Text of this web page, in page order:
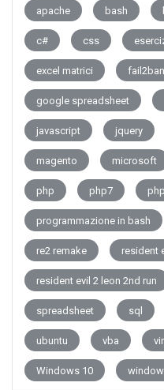
apache bash
c# css
excel matrici fail2ban
google spreadsheet
javascript jquery
magento microsoft
php php7
programmazione in bash
re2 remake resident
resident evil 2 leon 2nd run
spreadsheet sql
ubuntu vba
Windows 10